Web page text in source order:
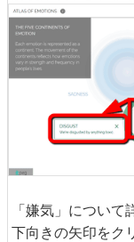
「嫌気」につい
下向きの矢印をク